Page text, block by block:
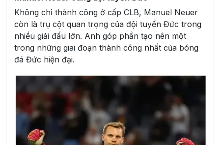
Không chỉ thành công ở cấp CLB, Manuel Neuer
còn là trụ cột quan trọng của đội tuyển Đức trong
nhiều giải đấu lớn. Anh góp phần tạo nên một
trong những giai đoạn thành công nhất của bóng
đá Đức hiện đại.